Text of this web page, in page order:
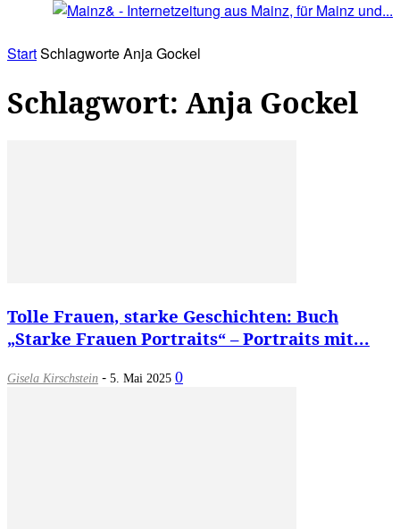
StartSchlagworteAnja Gockel
Schlagwort: Anja Gockel
Tolle Frauen, starke Geschichten: Buch
„Starke Frauen Portraits“ – Portraits mit...
Gisela Kirschstein - 5. Mai 2025 0